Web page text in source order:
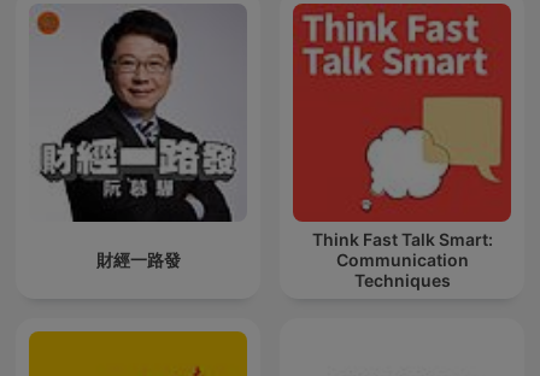
財經一路發
Think Fast Talk Smart:
Communication
Techniques